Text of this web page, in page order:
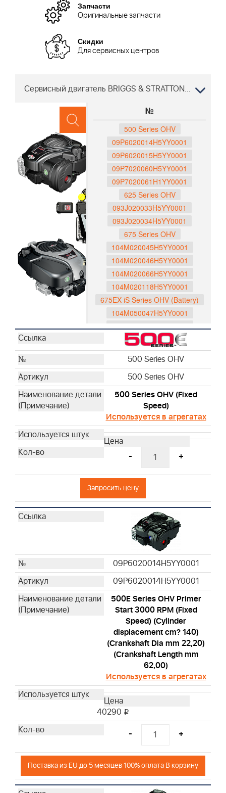
Запчасти
Оригинальные запчасти
Скидки
Для сервисных центров
Сервисный двигатель BRIGGS & STRATTON LC 356 V 96141029105 2017-12 "
№
500 Series OHV
09P6020014H5YY0001
09P6020015H5YY0001
09P7020060H5YY0001
09P7020061H1YY0001
625 Series OHV
093J020033H5YY0001
093J020034H5YY0001
675 Series OHV
104M020045H5YY0001
104M020046H5YY0001
104M020066H5YY0001
104M020118H5YY0001
675EX iS Series OHV (Battery)
104M050047H5YY0001
104M050048H5YY0001
104M0B0065H5YY0001
104M0B0116H5YY0001
597189
596088
593562
750 Series DOV
1006025025H5YY1001
1006020190H5YY7001
1006020178H5YY7001
1006020177H5YY7001
500 Series OHV
500 Series OHV
500 Series OHV (Fixed
Speed)
Используется в агрегатах
- +
Запросить цену
09P6020014H5YY0001
09P6020014H5YY0001
500E Series OHV Primer
Start 3000 RPM (Fixed
Speed) (Cylinder
displacement cm? 140)
(Crankshaft Dia mm 22,20)
(Crankshaft Length mm
62,00)
Используется в агрегатах
40290 i
- +
Поставка из EU до 5 месяцев 100% оплата В корзину